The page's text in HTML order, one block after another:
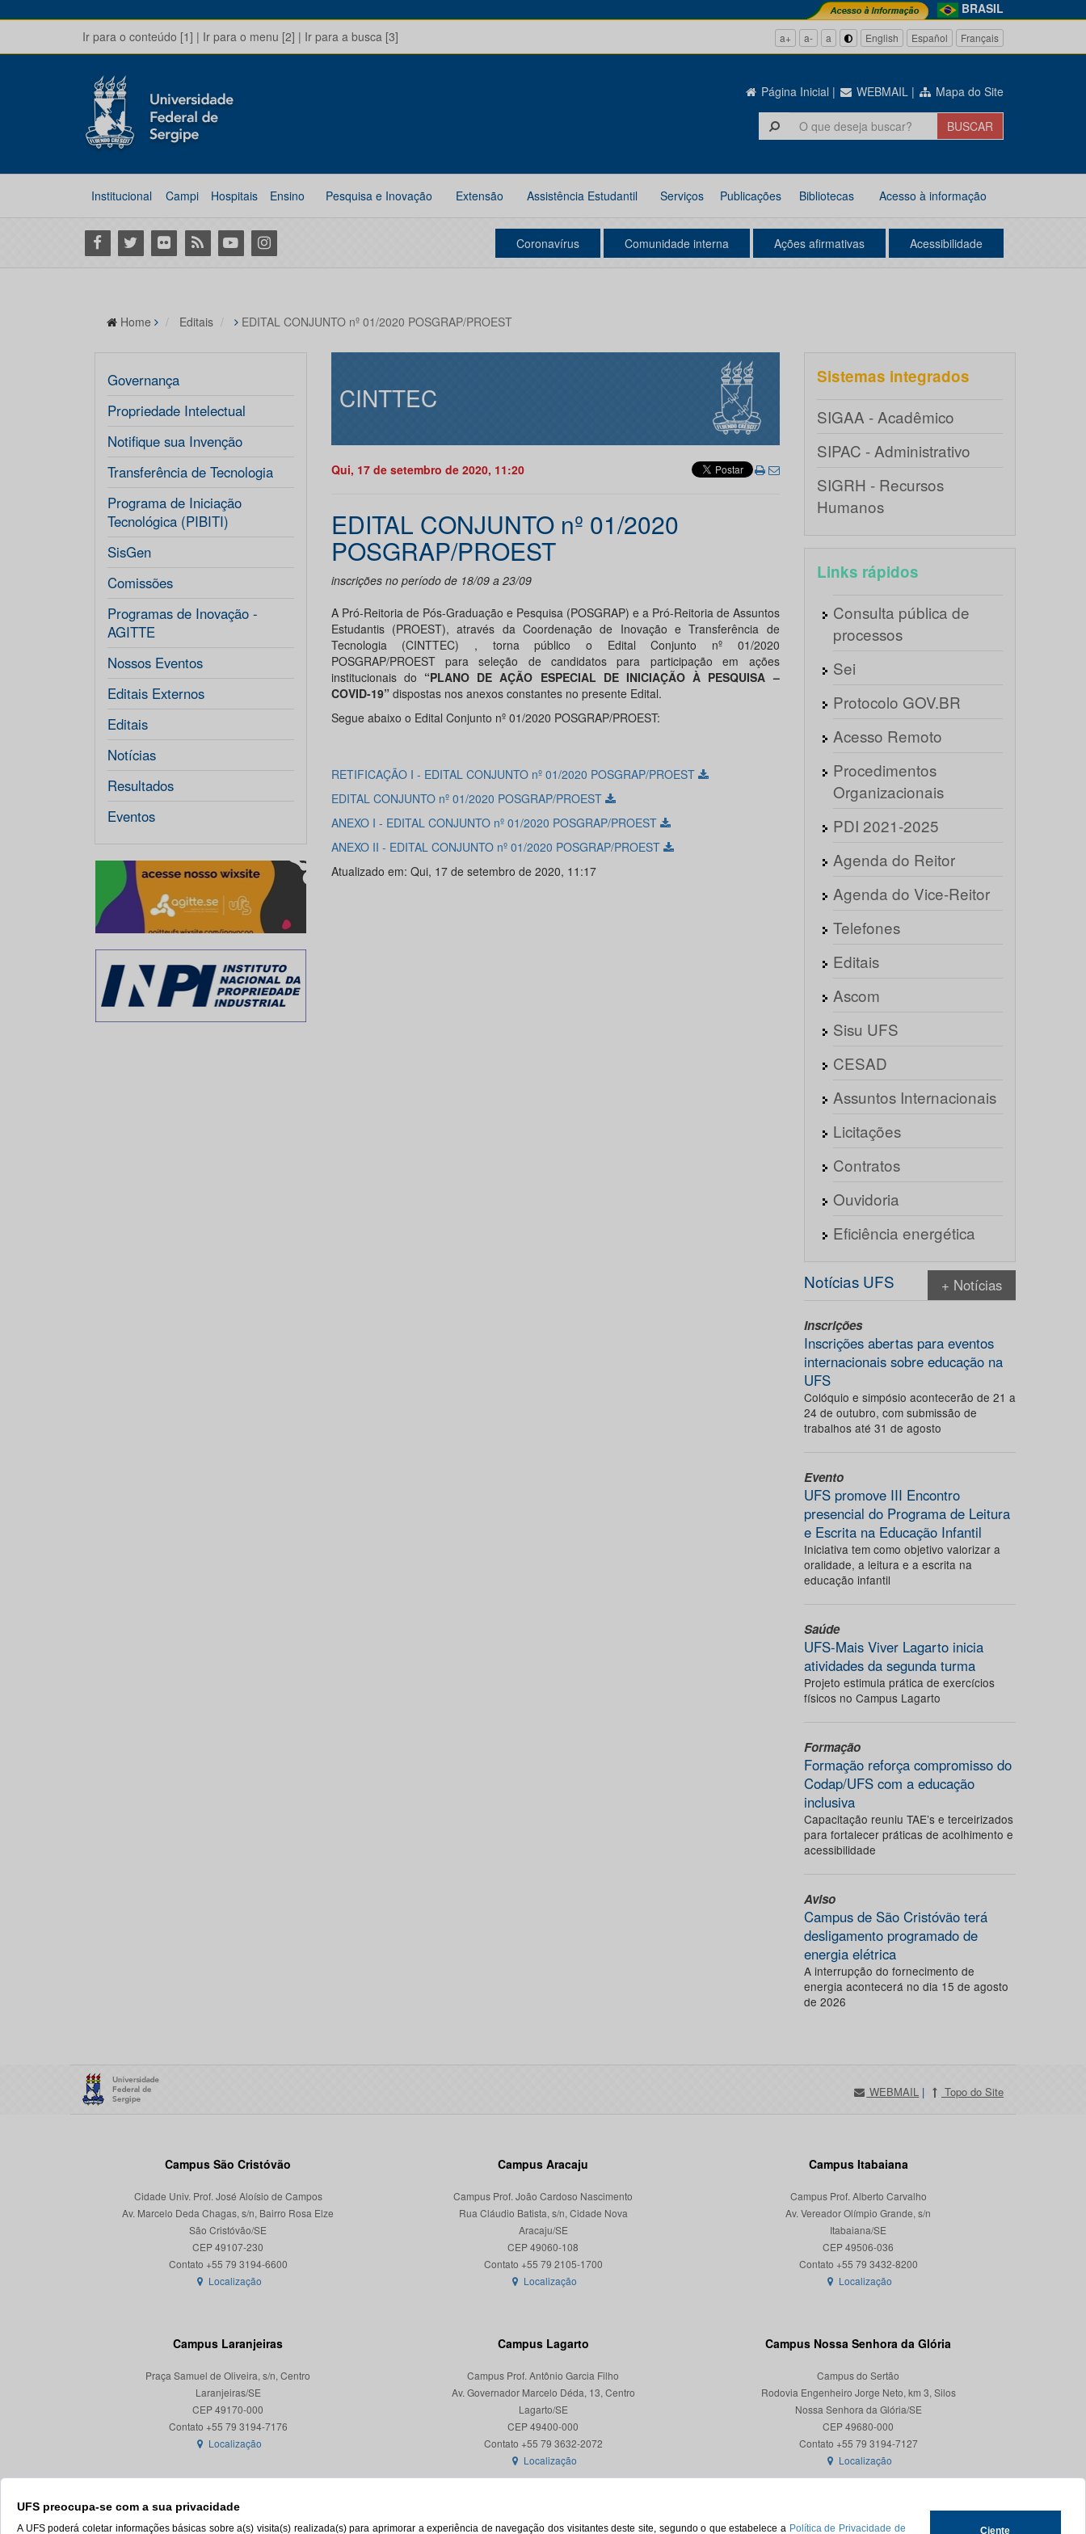
BRASIL
Ir para o conteúdo [1] | Ir para o menu [2] | Ir para a busca [3] a+ a- a English Español Français
Página Inicial | WEBMAIL | Mapa do Site
Institucional Campi Hospitais Ensino Pesquisa e Inovação Extensão Assistência Estudantil Serviços Publicações Bibliotecas Acesso à informação
Facebook
Twitter Flickr RSS YoutubeInstagram Coronavírus Comunidade interna Ações afirmativas Acessibilidade
UFS preocupa-se com a sua privacidade
A UFS poderá coletar informações básicas sobre a(s) visita(s) realizada(s) para aprimorar a experiência de navegação dos visitantes deste site, segundo o que estabelece a Política de Privacidade de Ciente
Home Editais EDITAL CONJUNTO nº 01/2020 POSGRAP/PROEST
Governança
Propriedade Intelectual
Notifique sua Invenção
Transferência de Tecnologia
Programa de Iniciação
Tecnológica (PIBITI)
SisGen
Comissões
Programas de Inovação -
AGITTE
Nossos Eventos
Editais Externos
Editais
Notícias
Resultados
Eventos
CINTTEC
Qui, 17 de setembro de 2020, 11:20
EDITAL CONJUNTO nº 01/2020
POSGRAP/PROEST
inscrições no período de 18/09 a 23/09
A Pró-Reitoria de Pós-Graduação e Pesquisa (POSGRAP) e a Pró-Reitoria de Assuntos
Estudantis (PROEST), através da Coordenação de Inovação e Transferência de
Tecnologia (CINTTEC) , torna público o Edital Conjunto nº 01/2020
POSGRAP/PROEST para seleção de candidatos para participação em ações
institucionais do “PLANO DE AÇÃO ESPECIAL DE INICIAÇÃO À PESQUISA –
COVID-19”dispostas nos anexos constantes no presente Edital.
Segue abaixo o Edital Conjunto nº 01/2020 POSGRAP/PROEST:
RETIFICAÇÃO I - EDITAL CONJUNTO nº 01/2020 POSGRAP/PROEST
EDITAL CONJUNTO nº 01/2020 POSGRAP/PROEST
ANEXO I - EDITAL CONJUNTO nº 01/2020 POSGRAP/PROEST
ANEXO II - EDITAL CONJUNTO nº 01/2020 POSGRAP/PROEST
Atualizado em: Qui, 17 de setembro de 2020, 11:17
Sistemas integrados
SIGAA - Acadêmico
SIPAC - Administrativo
SIGRH - Recursos
Humanos
Links rápidos
Consulta pública de
processos
Sei
Protocolo GOV.BR
Acesso Remoto
Procedimentos
Organizacionais
PDI 2021-2025
Agenda do Reitor
Agenda do Vice-Reitor
Telefones
Editais
Ascom
Sisu UFS
CESAD
Assuntos Internacionais
Licitações
Contratos
Ouvidoria
Eficiência energética
Notícias UFS + Notícias
Inscrições
Inscrições abertas para eventos
internacionais sobre educação na
UFS
Colóquio e simpósio acontecerão de 21 a
24 de outubro, com submissão de
trabalhos até 31 de agosto
Evento
UFS promove III Encontro
presencial do Programa de Leitura
e Escrita na Educação Infantil
Iniciativa tem como objetivo valorizar a
oralidade, a leitura e a escrita na
educação infantil
Saúde
UFS-Mais Viver Lagarto inicia
atividades da segunda turma
Projeto estimula prática de exercícios
físicos no Campus Lagarto
Formação
Formação reforça compromisso do
Codap/UFS com a educação
inclusiva
Capacitação reuniu TAE’s e terceirizados
para fortalecer práticas de acolhimento e
acessibilidade
Aviso
Campus de São Cristóvão terá
desligamento programado de
energia elétrica
A interrupção do fornecimento de
energia acontecerá no dia 15 de agosto
de 2026
WEBMAIL | Topo do Site
Campus São Cristóvão
Cidade Univ. Prof. José Aloísio de Campos
Av. Marcelo Deda Chagas, s/n, Bairro Rosa Elze
São Cristóvão/SE
CEP 49107-230
Localização
Campus Aracaju
Campus Prof. João Cardoso Nascimento
Rua Cláudio Batista, s/n, Cidade Nova
Aracaju/SE
CEP 49060-108
Localização
Campus Itabaiana
Campus Prof. Alberto Carvalho
Av. Vereador Olímpio Grande, s/n
Itabaiana/SE
CEP 49506-036
Localização
Campus Laranjeiras
Praça Samuel de Oliveira, s/n, Centro
Laranjeiras/SE
CEP 49170-000
Localização
Campus Lagarto
Campus Prof. Antônio Garcia Filho
Av. Governador Marcelo Déda, 13, Centro
Lagarto/SE
CEP 49400-000
Localização
Campus Nossa Senhora da Glória
Campus do Sertão
Rodovia Engenheiro Jorge Neto, km 3, Silos
Nossa Senhora da Glória/SE
CEP 49680-000
Contato +55 79 3194-7127
Localização